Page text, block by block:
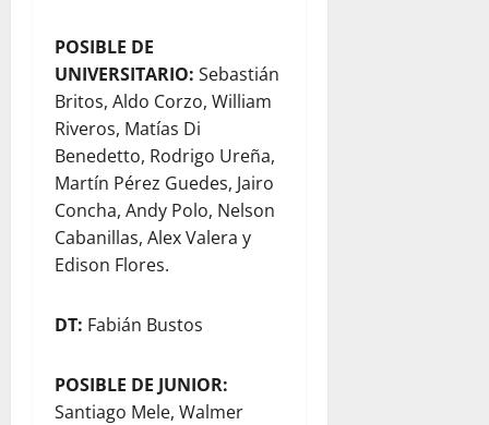
POSIBLE DE
UNIVERSITARIO: Sebastián
Britos, Aldo Corzo, William
Riveros, Matías Di
Benedetto, Rodrigo Ureña,
Martín Pérez Guedes, Jairo
Concha, Andy Polo, Nelson
Cabanillas, Alex Valera y
Edison Flores.
DT: Fabián Bustos
POSIBLE DE JUNIOR:
Santiago Mele, Walmer